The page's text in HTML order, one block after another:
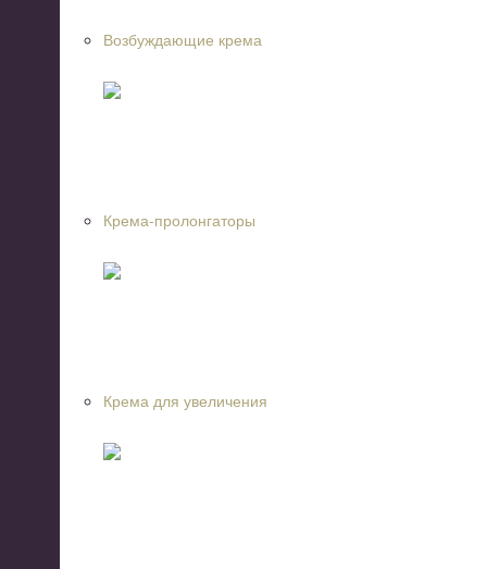
Возбуждающие крема
Крема-пролонгаторы
Крема для увеличения